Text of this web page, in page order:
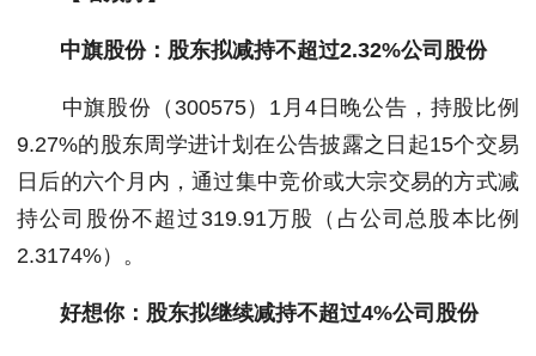
中旗股份：股东拟减持不超过2.32%公司股份
中旗股份（300575）1月4日晚公告，持股比例
9.27%的股东周学进计划在公告披露之日起15个交易
日后的六个月内，通过集中竞价或大宗交易的方式减
持公司股份不超过319.91万股（占公司总股本比例
2.3174%）。
好想你：股东拟继续减持不超过4%公司股份